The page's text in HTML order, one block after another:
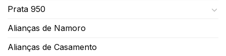
Prata 950
Alianças de Namoro
Alianças de Casamento